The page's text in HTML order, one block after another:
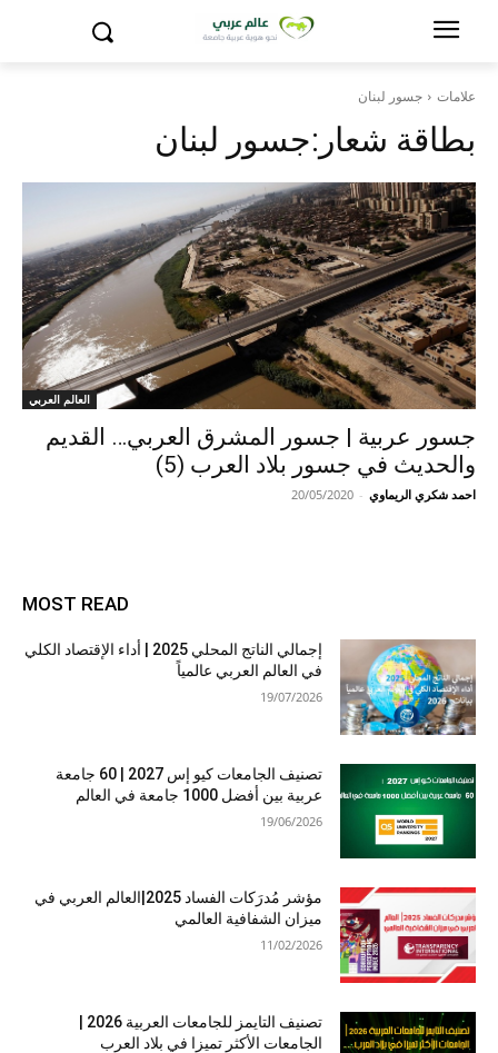
علامات جسور لبنان
بطاقة شعار:جسور لبنان
العالم العربي
جسور عربية | جسور المشرق العربي… القديم
والحديث في جسور بلاد العرب (5)
احمد شكري الريماوي -
20/05/2020
MOST READ
إجمالي الناتج المحلي 2025 | أداء الإقتصاد الكلي
في العالم العربي عالمياً
19/07/2026
تصنيف الجامعات كيو إس 2027 | 60 جامعة
عربية بين أفضل 1000 جامعة في العالم
19/06/2026
مؤشر مُدرَكات الفساد 2025|العالم العربي في
ميزان الشفافية العالمي
11/02/2026
الجامعات الأكثر تميزا في بلاد العرب